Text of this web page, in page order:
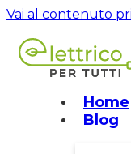
Vai al contenuto
Home
Blog